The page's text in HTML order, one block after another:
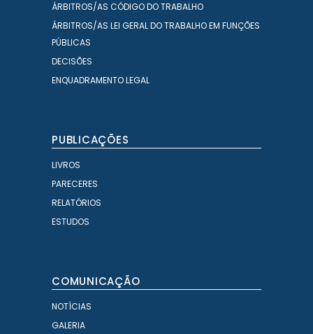
ÁRBITROS/AS CÓDIGO DO TRABALHO
ÁRBITROS/AS LEI GERAL DO TRABALHO EM FUNÇÕES
PÚBLICAS
DECISÕES
ENQUADRAMENTO LEGAL
PUBLICAÇÕES
LIVROS
PARECERES
RELATÓRIOS
ESTUDOS
COMUNICAÇÃO
NOTÍCIAS
GALERIA